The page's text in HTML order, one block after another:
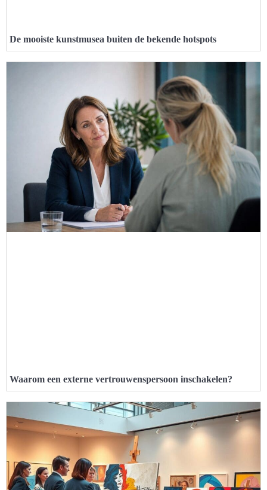
De mooiste kunstmusea buiten de bekende hotspots
Waarom een externe vertrouwenspersoon inschakelen?